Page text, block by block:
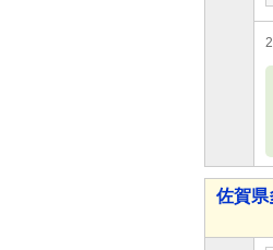
佐賀県